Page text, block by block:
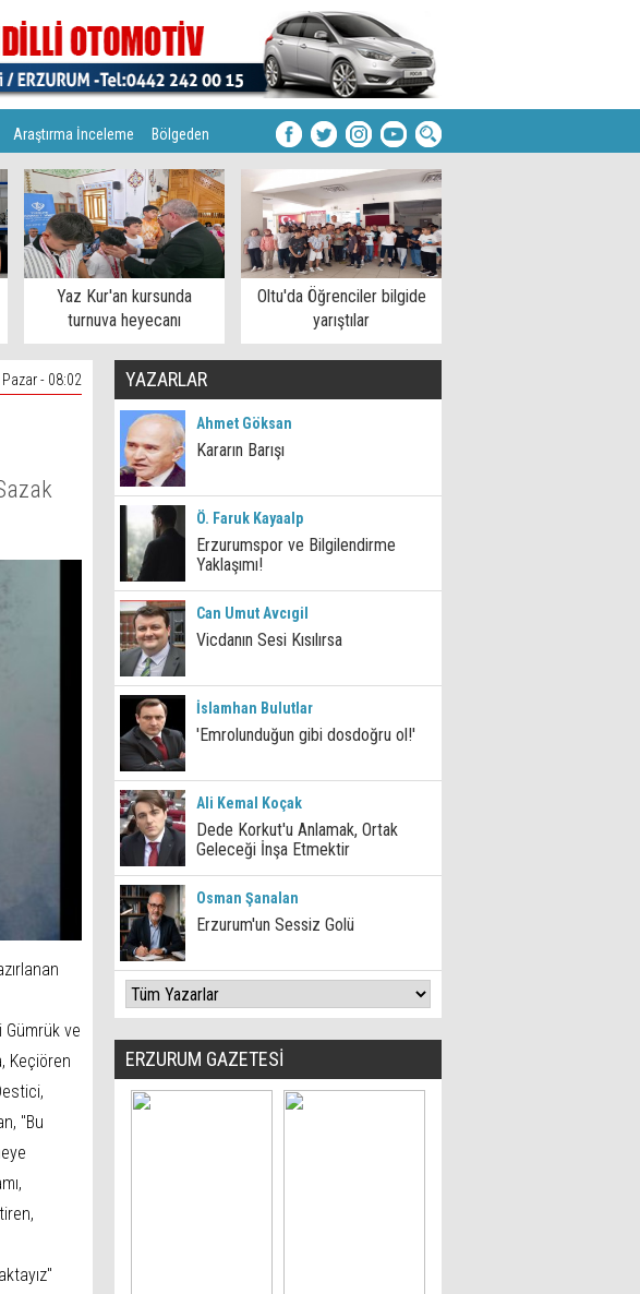
Araştırma İnceleme Bölgeden
Yaz Kur'an kursunda
turnuva heyecanı
Oltu'da Öğrenciler bilgide
yarıştılar
- 08:02
Gümrük ve
Keçiören
"Bu
YAZARLAR
Ahmet Göksan
Kararın Barışı
Ö. Faruk Kayaalp
Erzurumspor ve Bilgilendirme
Yaklaşımı!
Can Umut Avcıgil
Vicdanın Sesi Kısılırsa
İslamhan Bulutlar
'Emrolunduğun gibi dosdoğru ol!'
Ali Kemal Koçak
Dede Korkut'u Anlamak, Ortak
Geleceği İnşa Etmektir
Osman Şanalan
Erzurum'un Sessiz Golü
ERZURUM GAZETESİ